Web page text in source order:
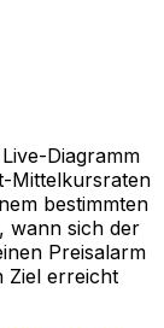
Diagramm
Mittelkursraten
bestimmten
wann sich der
Preisalarm
Ziel erreicht